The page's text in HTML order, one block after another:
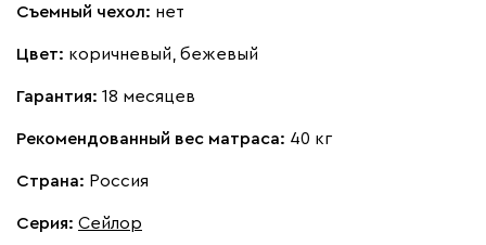
Съемный чехол: нет
Цвет: коричневый, бежевый
Гарантия: 18 месяцев
Рекомендованный вес матраса: 40 кг
Страна: Россия
Серия: Сейлор